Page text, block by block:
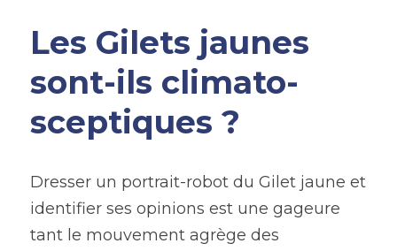
Les Gilets jaunes
sont-ils climato-
sceptiques ?
Dresser un portrait-robot du Gilet jaune et
identifier ses opinions est une gageure
tant le mouvement agrège des